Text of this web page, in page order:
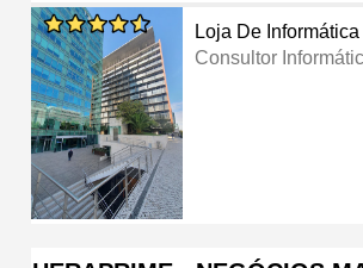
Loja De Informática
Consultor